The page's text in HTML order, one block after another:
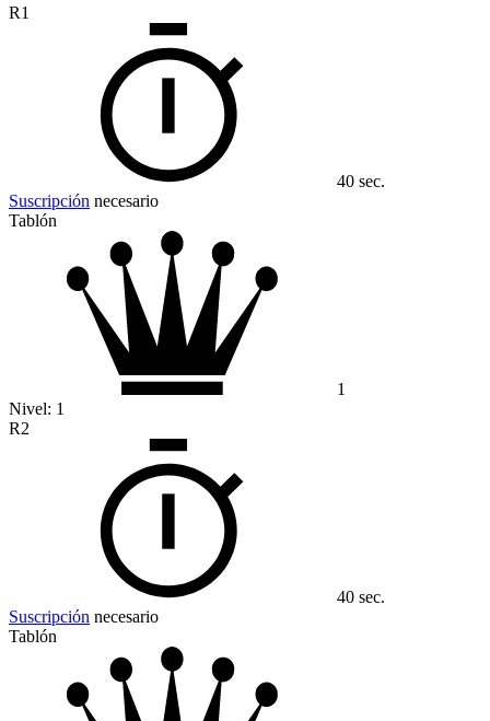
R1
40 sec.
Suscripción necesario
Tablón
1
Nivel: 1
R2
40 sec.
Suscripción necesario
Tablón